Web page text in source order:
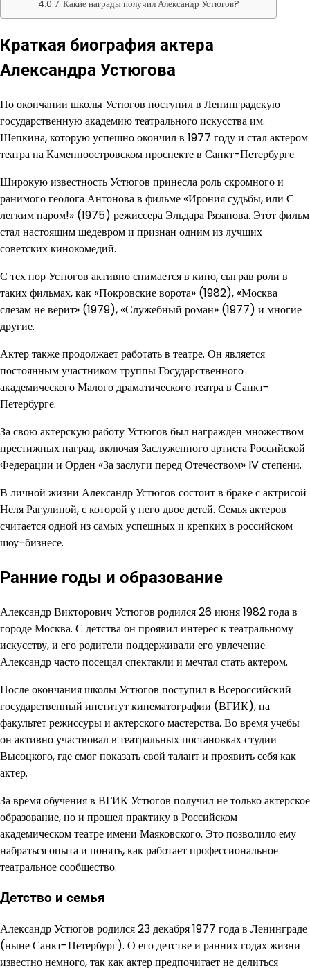
Какие награды получил Александр Устюгов?
Краткая биография актера
Александра Устюгова
По окончании школы Устюгов поступил в Ленинградскую
государственную академию театрального искусства им.
Шепкина, которую успешно окончил в 1977 году и стал актером
театра на Каменноостровском проспекте в Санкт-Петербурге.
Широкую известность Устюгов принесла роль скромного и
ранимого геолога Антонова в фильме «Ирония судьбы, или С
легким паром!» (1975) режиссера Эльдара Рязанова. Этот фильм
стал настоящим шедевром и признан одним из лучших
советских кинокомедий.
С тех пор Устюгов активно снимается в кино, сыграв роли в
таких фильмах, как «Покровские ворота» (1982), «Москва
слезам не верит» (1979), «Служебный роман» (1977) и многие
другие.
Актер также продолжает работать в театре. Он является
постоянным участником труппы Государственного
академического Малого драматического театра в Санкт-
Петербурге.
За свою актерскую работу Устюгов был награжден множеством
престижных наград, включая Заслуженного артиста Российской
Федерации и Орден «За заслуги перед Отечеством» IV степени.
В личной жизни Александр Устюгов состоит в браке с актрисой
Неля Рагулиной, с которой у него двое детей. Семья актеров
считается одной из самых успешных и крепких в российском
шоу-бизнесе.
Ранние годы и образование
Александр Викторович Устюгов родился 26 июня 1982 года в
городе Москва. С детства он проявил интерес к театральному
искусству, и его родители поддерживали его увлечение.
Александр часто посещал спектакли и мечтал стать актером.
После окончания школы Устюгов поступил в Всероссийский
государственный институт кинематографии (ВГИК), на
факультет режиссуры и актерского мастерства. Во время учебы
он активно участвовал в театральных постановках студии
Высоцкого, где смог показать свой талант и проявить себя как
актер.
За время обучения в ВГИК Устюгов получил не только актерское
образование, но и прошел практику в Российском
академическом театре имени Маяковского. Это позволило ему
набраться опыта и понять, как работает профессиональное
театральное сообщество.
Детство и семья
Александр Устюгов родился 23 декабря 1977 года в Ленинграде
(ныне Санкт-Петербург). О его детстве и ранних годах жизни
известно немного, так как актер предпочитает не делиться